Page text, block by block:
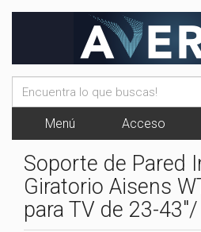
Menú Acceso
Soporte de Pared
Giratorio Aisens
para TV de 23-